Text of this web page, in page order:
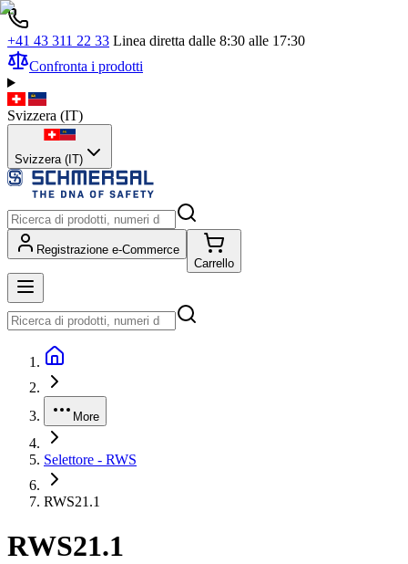
+41 43 311 22 33 Linea diretta dalle 8:30 alle 17:30
Confronta i prodotti
Svizzera (IT)
Svizzera (IT)
Registrazione e-Commerce
Carrello
More
Selettore - RWS
RWS21.1
RWS21.1